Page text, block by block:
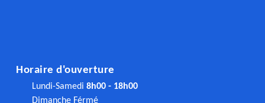
Horaire d'ouverture
Lundi-Samedi 8h00 - 18h00
Dimanche Férmé